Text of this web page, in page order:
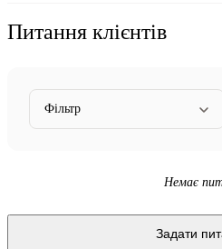
Питання клієнтів
Фільтр
Немає
Задати